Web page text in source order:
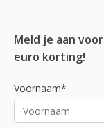
Meld je aan
euro korting!
Voornaam*